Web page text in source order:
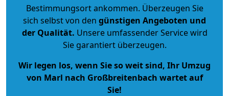
Bestimmungsort ankommen. Überzeugen Sie
sich selbst von den günstigen Angeboten und
der Qualität. Unsere umfassender Service wird
Sie garantiert überzeugen.
Wir legen los, wenn Sie so weit sind, Ihr Umzug
von Marl nach Großbreitenbach wartet auf
Sie!